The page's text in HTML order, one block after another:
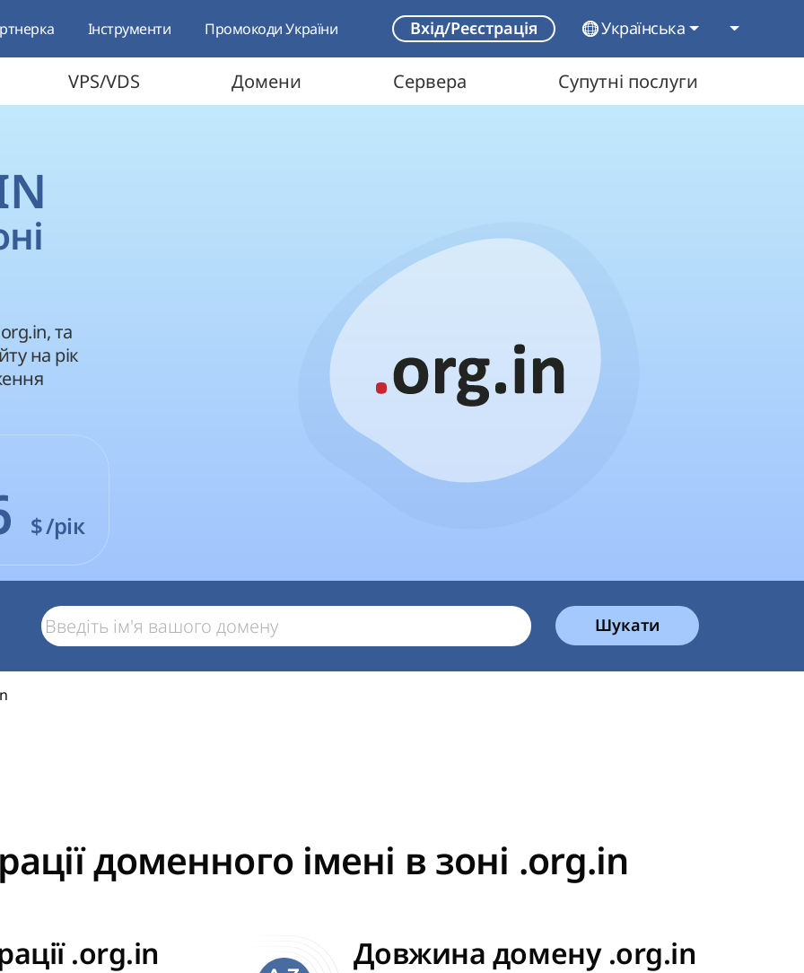
Інструменти Промокоди України Вхід/Реєстрація Українська
VPS/VDS Домени Сервера Супутні послуги
та
на рік
$/рік
Шукати
доменного імені в зоні .org.in
.org.in Довжина домену .org.in